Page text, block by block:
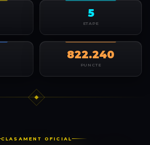
5
ETAPE
822.240
PUNCTE
CLASAMENT OFICIAL